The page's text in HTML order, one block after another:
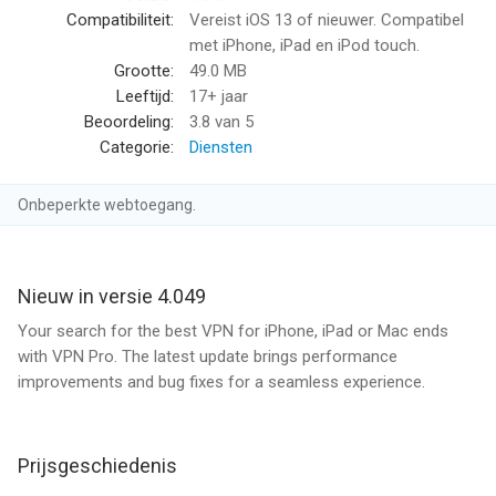
Snelle VPN-verbinding voor soepel internetgebruik
Fast VPN Connection
VPN Pro biedt een Fast VPN snelle en stabiele verbinding zodat
je websites kunt bekijken, e-mails kunt controleren, video’s kunt
Een snelle VPN-verbinding helpt om goede prestaties te
De serverinfrastructuur zorgt voor een Stable VPN stabiele
Bescherming op openbare WiFi
Netwerken zoals Public WiFi openbare wifi in cafés,
Compatibiliteit:
Vereist iOS 13 of nieuwer. Compatibel
met iPhone, iPad en iPod touch.
Grootte:
49.0 MB
Leeftijd:
17+ jaar
Beoordeling:
3.8 van 5
Categorie:
Diensten
Onbeperkte webtoegang.
Nieuw in versie 4.049
Your search for the best VPN for iPhone, iPad or Mac ends
with VPN Pro. The latest update brings performance
improvements and bug fixes for a seamless experience.
Prijsgeschiedenis